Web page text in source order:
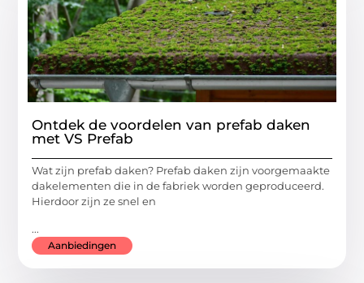
Ontdek de voordelen van prefab daken
met VS Prefab
Wat zijn prefab daken? Prefab daken zijn voorgemaakte
dakelementen die in de fabriek worden geproduceerd.
Hierdoor zijn ze snel en
...
Aanbiedingen